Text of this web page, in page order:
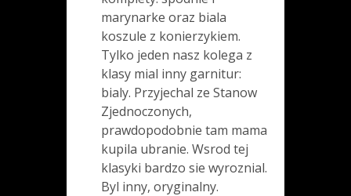
marynarke oraz biala
koszule z konierzykiem.
Tylko jeden nasz kolega z
klasy mial inny garnitur:
bialy. Przyjechal ze Stanow
Zjednoczonych,
prawdopodobnie tam mama
kupila ubranie. Wsrod tej
klasyki bardzo sie wyroznial.
Byl inny, oryginalny.